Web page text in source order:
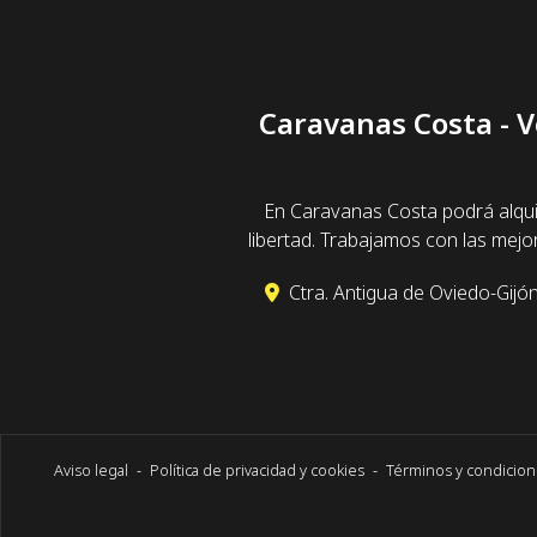
Caravanas Costa -
En Caravanas Costa podrá
libertad. Trabajamos con las
Ctra. Antigua de Oviedo-
Aviso legal - Política de privacidad y cookies - Términos y